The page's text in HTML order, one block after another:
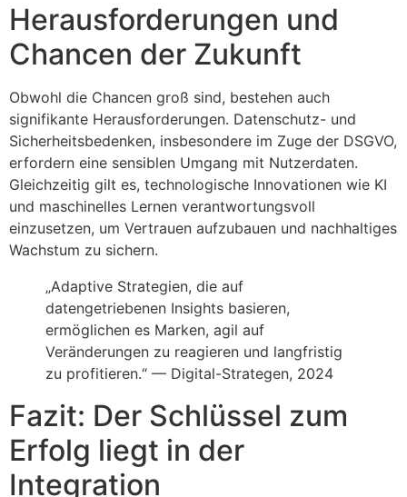
Herausforderungen und
Chancen der Zukunft
Obwohl die Chancen groß sind, bestehen auch
signifikante Herausforderungen. Datenschutz- und
Sicherheitsbedenken, insbesondere im Zuge der DSGVO,
erfordern eine sensiblen Umgang mit Nutzerdaten.
Gleichzeitig gilt es, technologische Innovationen wie KI
und maschinelles Lernen verantwortungsvoll
einzusetzen, um Vertrauen aufzubauen und nachhaltiges
Wachstum zu sichern.
„Adaptive Strategien, die auf
datengetriebenen Insights basieren,
ermöglichen es Marken, agil auf
Veränderungen zu reagieren und langfristig
zu profitieren.“ — Digital-Strategen, 2024
Fazit: Der Schlüssel zum
Erfolg liegt in der
Integration